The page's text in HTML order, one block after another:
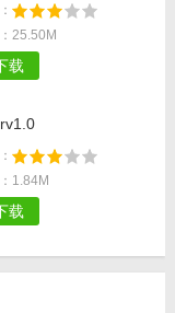
25.50M
载
1.84M
载